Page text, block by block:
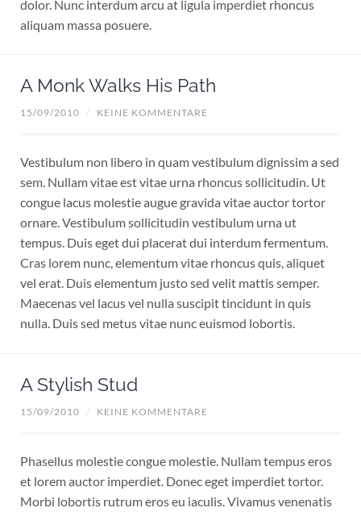
dolor. Nunc interdum arcu at ligula imperdiet rhoncus
aliquam massa posuere.
A Monk Walks His Path
15/09/2010 / KEINE KOMMENTARE
Vestibulum non libero in quam vestibulum dignissim a sed
sem. Nullam vitae est vitae urna rhoncus sollicitudin. Ut
congue lacus molestie augue gravida vitae auctor tortor
ornare. Vestibulum sollicitudin vestibulum urna ut
tempus. Duis eget dui placerat dui interdum fermentum.
Cras lorem nunc, elementum vitae rhoncus quis, aliquet
vel erat. Duis elementum justo sed velit mattis semper.
Maecenas vel lacus vel nulla suscipit tincidunt in quis
nulla. Duis sed metus vitae nunc euismod lobortis.
A Stylish Stud
15/09/2010 / KEINE KOMMENTARE
Phasellus molestie congue molestie. Nullam tempus eros
et lorem auctor imperdiet. Donec eget imperdiet tortor.
Morbi lobortis rutrum eros eu iaculis. Vivamus venenatis